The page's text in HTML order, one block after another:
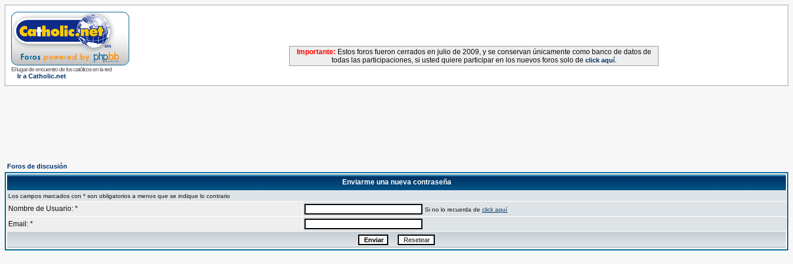
El lugar de encuentro de los católicos en la red
Ir a Catholic.net
Importante: Estos foros fueron cerrados en julio de 2009, y se conservan únicamente como banco de datos de
todas las participaciones, si usted quiere participar en los nuevos foros solo de click aquí.
Foros de discusión
Enviarme una nueva contraseña
Los campos marcados con * son obligatorios a menos que se indique lo contrario
Nombre de Usuario: * Si no lo recuerda de click aquí
Email: *